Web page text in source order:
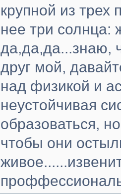
крупной из трех
нее три солнца:
да,да,да...знаю,
друг мой,
над физикой и
неустойчивая
образоваться,
чтобы они